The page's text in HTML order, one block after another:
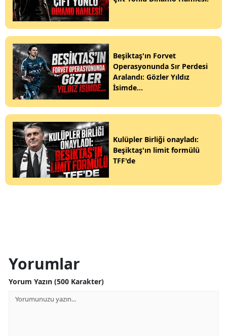
Beşiktaş'ın Forvet
Operasyonunda Sır Perdesi
Aralandı: Gözler Yıldız
İsimde...
Kulüpler Birliği onayladı:
Beşiktaş'ın limit formülü
TFF'de
Yorumlar
Yorum Yazın (500 Karakter)